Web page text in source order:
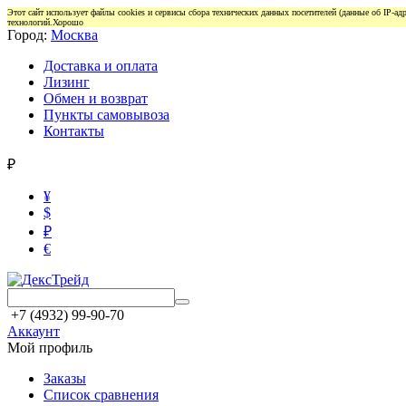
Этот сайт использует файлы cookies и сервисы сбора технических данных посетителей (данные об IP-
технологий. Хорошо
Город: Москва
Доставка и оплата
Лизинг
Обмен и возврат
Пункты самовывоза
Контакты
₽
¥
$
₽
€
+7 (4932) 99-90-70
Аккаунт
Мой профиль
Заказы
Список сравнения